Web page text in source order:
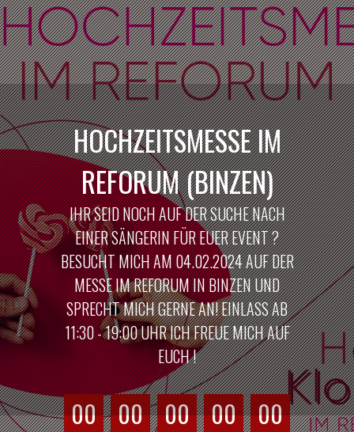
HOCHZEITSMESSE IM
REFORUM (BINZEN)
IHR SEID NOCH AUF DER SUCHE NACH
EINER SÄNGERIN FÜR EUER EVENT ?
BESUCHT MICH AM 04.02.2024 AUF DER
MESSE IM REFORUM IN BINZEN UND
SPRECHT MICH GERNE AN! EINLASS AB
11:30 - 19:00 UHR ICH FREUE MICH AUF
EUCH !
00 00 00 00 00